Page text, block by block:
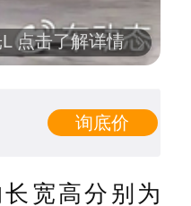
点击了解详情
询底价
宽高分别为